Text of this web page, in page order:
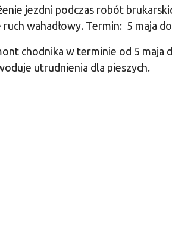
jezdni podczas robót
wahadłowy. Termin: 5 maja
chodnika w terminie od 5 maja
utrudnienia dla pieszych.